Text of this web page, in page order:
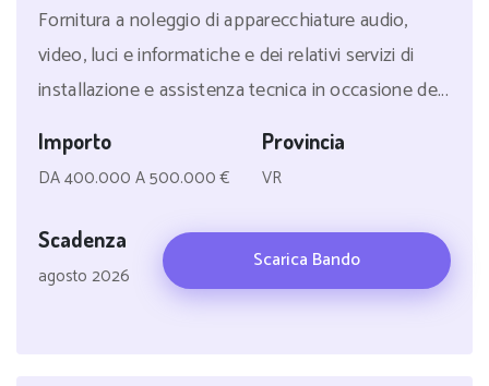
Fornitura a noleggio di apparecchiature audio,
video, luci e informatiche e dei relativi servizi di
installazione e assistenza tecnica in occasione de...
Importo
DA 400.000 A 500.000 €
Provincia
VR
Scadenza
agosto 2026
Scarica Bando